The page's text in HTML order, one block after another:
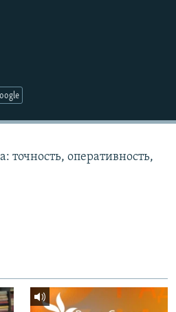
точность, оперативность,